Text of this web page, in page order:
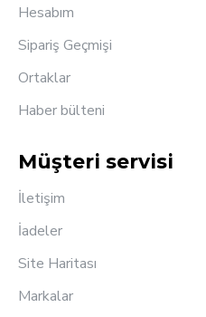
Hesabım
Sipariş Geçmişi
Ortaklar
Haber bülteni
Müşteri servisi
İletişim
İadeler
Site Haritası
Markalar